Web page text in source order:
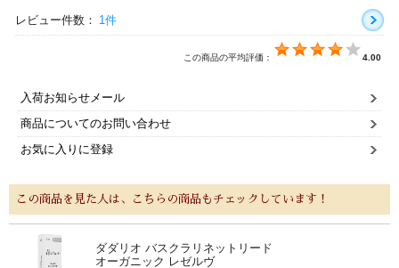
レビュー件数： 1件
この商品の平均評価： 4.00
入荷お知らせメール
商品についてのお問い合わせ
お気に入りに登録
この商品を見た人は、こちらの商品もチェックしています！
ダダリオ バスクラリネットリード
オーガニック レゼルヴ